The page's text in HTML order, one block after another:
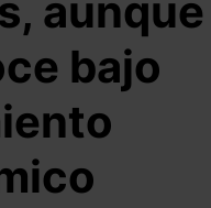
aunque
bajo